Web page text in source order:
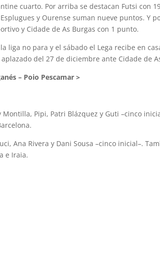
cuarto. Por arriba se destacan Futsi con
y Ourense suman nueve puntos. Y
y Cidade de As Burgas con 1 punto.
liga no para y el sábado el Lega recibe en
del 27 de diciembre ante Cidade de
– Poio Pescamar >
Montilla, Pipi, Patri Blázquez y Guti –cinco
Ana Rivera y Dani Sousa –cinco inicial–.
e Iraia.